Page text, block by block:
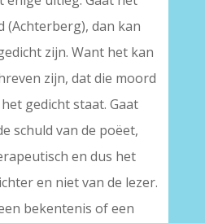
(Achterberg), dan kan
zijn. Want het kan
zijn, dat die moord
gedicht staat. Gaat
schuld van de poëet,
en dus het
en niet van de lezer.
bekentenis of een